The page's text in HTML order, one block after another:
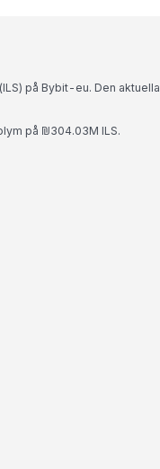
på Bybit-eu. Den aktuella
på ₪304.03M ILS.